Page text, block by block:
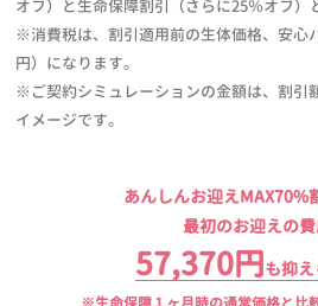
オフ）と生命保障割引（さらに25％オフ）
※消費税は、割引適用前の生体価格、安心
円）になります。
※ご契約シミュレーションの金額は、割引
イメージです。
あんしんお迎えMAX70%
最初のお迎えの
57,370円も抑え